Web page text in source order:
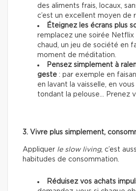
des aliments frais, locaux,
c’est un excellent moyen de
Éteignez les écrans plus
remplacez une soirée Netflix
chaud, un jeu de société en
moment de méditation.
Pensez simplement à
geste : par exemple en
en lavant la vaisselle, en
tondant la pelouse… Prenez
3. Vivre plus simplement,
Appliquer le slow living, c’est
habitudes de consommation.
Réduisez vos achats